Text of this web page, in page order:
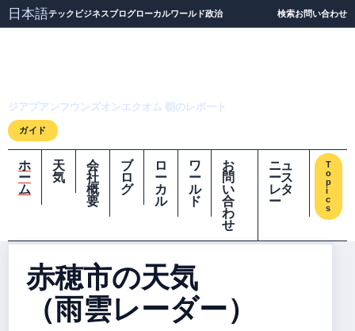
日本語テック ビジネスブログローカルワールド政治 検索お問い合わせ
ジアプアンフウンズオンエクオム 朝のレポート
ガイド
ホ
ー
ム
天
気
会
社
概
要
ブ
ロ
グ
ロ
ー
カ
ル
ワ
ー
ル
ド
お
問
い
合
わ
せ
ニュ
ース
レタ
ー
T
o
p
i
c
s
赤穂市の天気
（雨雲レーダー）